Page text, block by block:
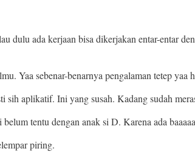
dulu ada kerjaan bisa dikerjakan entar-entar
Yaa sebenar-benarnya pengalaman tetep
aplikatif. Ini yang susah. Kadang sudah
tentu dengan anak si D. Karena ada
piring.